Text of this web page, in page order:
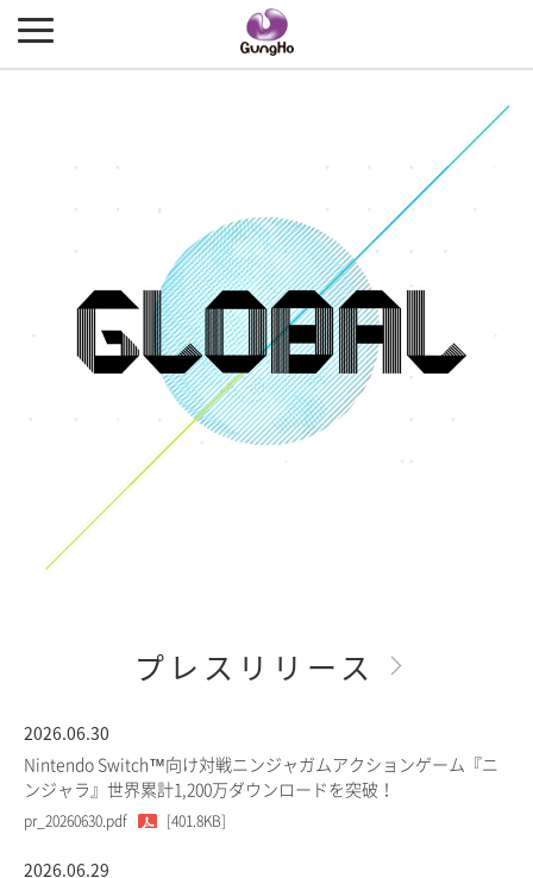
プレスリリース
2026.06.30
Nintendo Switch™向け対戦ニンジャガムアクションゲーム『ニ
ンジャラ』世界累計1,200万ダウンロードを突破！
pr_20260630.pdf [401.8KB]
2026.06.29